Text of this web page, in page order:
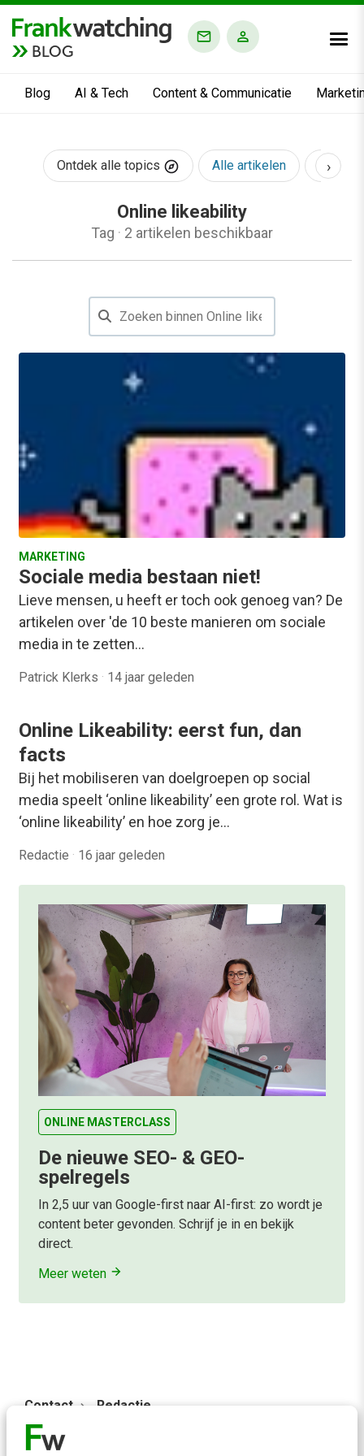
BLOG
Blog AI & Tech Content & Communicatie
Ontdek alle topics Alle artikelen AI &
›
Online likeability
Tag · 2 artikelen beschikbaar
MARKETING
Sociale media bestaan niet!
Lieve mensen, u heeft er toch ook genoeg van? De
artikelen over 'de 10 beste manieren om sociale
media in te zetten…
Patrick Klerks · 14 jaar geleden
Online Likeability: eerst fun, dan
facts
Bij het mobiliseren van doelgroepen op social
media speelt ‘online likeability’ een grote rol. Wat is
‘online likeability’ en hoe zorg je…
Redactie · 16 jaar geleden
ONLINE MASTERCLASS
De nieuwe SEO- & GEO-
spelregels
In 2,5 uur van Google-first naar AI-first: zo wordt je
content beter gevonden. Schrijf je in en bekijk
direct.
Meer weten
Contact Redactie
redactie@frankwatching.com